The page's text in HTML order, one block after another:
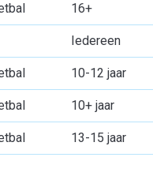
16+
Iedereen
10-12 jaar
10+ jaar
13-15 jaar